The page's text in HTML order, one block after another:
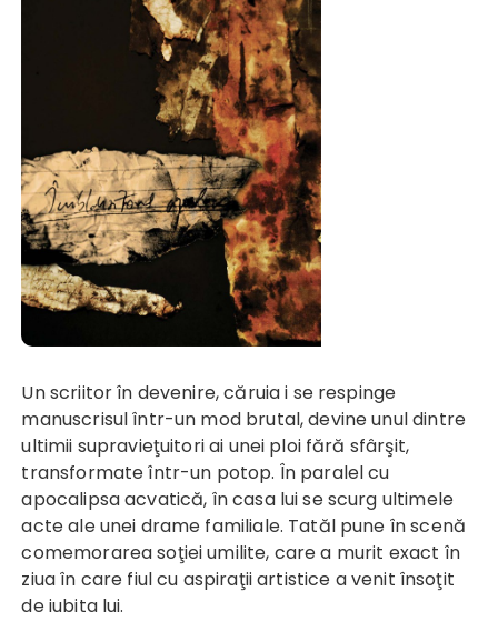
Un scriitor în devenire, căruia i se respinge
manuscrisul într-un mod brutal, devine unul dintre
ultimii supravieţuitori ai unei ploi fără sfârşit,
transformate într-un potop. În paralel cu
apocalipsa acvatică, în casa lui se scurg ultimele
acte ale unei drame familiale. Tatăl pune în scenă
comemorarea soţiei umilite, care a murit exact în
ziua în care fiul cu aspiraţii artistice a venit însoţit
de iubita lui.